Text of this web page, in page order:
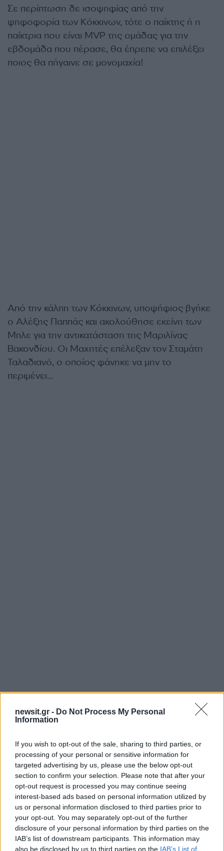
newsit.gr - Do Not Process My Personal
Information
If you wish to opt-out of the sale, sharing to third parties, or
processing of your personal or sensitive information for
targeted advertising by us, please use the below opt-out
section to confirm your selection. Please note that after your
opt-out request is processed you may continue seeing
interest-based ads based on personal information utilized by
us or personal information disclosed to third parties prior to
your opt-out. You may separately opt-out of the further
disclosure of your personal information by third parties on the
IAB’s list of downstream participants. This information may
also be disclosed by us to third parties on the IAB’s List of
Σε περίπτωση δε ισοψηφίας από την
ψηφοφορία των Κόκκινων, τότε ο παίκτης ή η
παίκτρια που είναι MVP της ομάδας για την
εβδομάδα που πέρασε, θα έπρεπε να επιλέξει
ποιος θα πήγαινε σε μονομαχία!
Από την κάλπη των Κόκκινων, υποψήφιος βγήκε
ο Αλέξης Παππάς και ακολούθησε εκείνη των
Μπλε για την αντικατάσταση της Μαριλίνας
Βακονδίου. Οι Μαχητές επέλεξαν τον Σταμάτη
Ταλαδιανό, ο οποίος φάνηκε να μην το
περιμένει…